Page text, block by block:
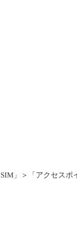
」＞「アクセスポ